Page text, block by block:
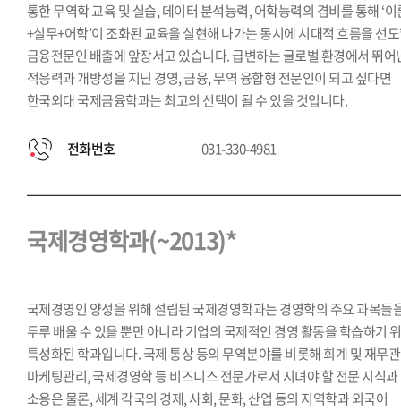
통한 무역학 교육 및 실습, 데이터 분석능력, 어학능력의 겸비를 통해 ‘이
+실무+어학’이 조화된 교육을 실현해 나가는 동시에 시대적 흐름을 선
금융전문인 배출에 앞장서고 있습니다. 급변하는 글로벌 환경에서 뛰어
적응력과 개방성을 지닌 경영, 금융, 무역 융합형 전문인이 되고 싶다면
한국외대 국제금융학과는 최고의 선택이 될 수 있을 것입니다.
전화번호 031-330-4981
국제경영학과(~2013)*
국제경영인 양성을 위해 설립된 국제경영학과는 경영학의 주요 과목들
두루 배울 수 있을 뿐만 아니라 기업의 국제적인 경영 활동을 학습하기
특성화된 학과입니다. 국제 통상 등의 무역분야를 비롯해 회계 및 재무
마케팅관리, 국제경영학 등 비즈니스 전문가로서 지녀야 할 전문 지식과
소용은 물론, 세계 각국의 경제, 사회, 문화, 산업 등의 지역학과 외국어